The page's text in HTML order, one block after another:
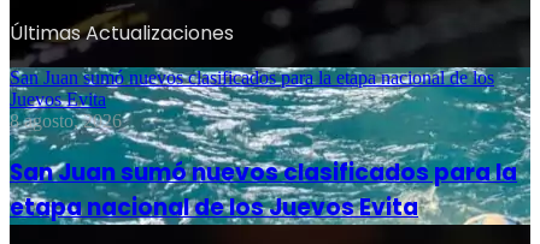
Últimas Actualizaciones
San Juan sumó nuevos clasificados para la etapa nacional de los
Juevos Evita
8 agosto, 2026
San Juan sumó nuevos clasificados para la
etapa nacional de los Juevos Evita